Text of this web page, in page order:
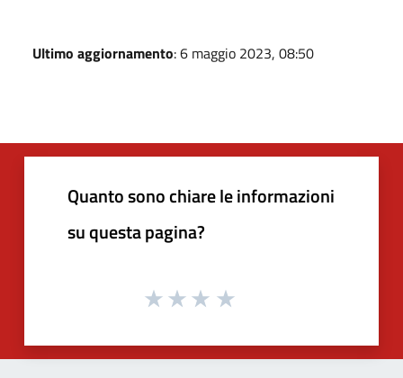
Ultimo aggiornamento: 6 maggio 2023, 08:50
Quanto sono chiare le informazioni
su questa pagina?